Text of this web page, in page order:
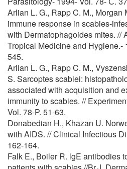
Arlian L. G., Rapp C. М., Morgan
immune response in scabies-
with Dermatophagoides mites. //
Tropical Medicine and Hygiene.-
545.
Arlian L. G., Rapp C. M.,
S. Sarcoptes scabiei:
associated with acquisition and
immunity to scabies. //
Vol. 78-P. 51-63.
Donabedian H., Khazan U.
with AIDS. // Clinical Infectious
162-164.
Falk E., Boiler R. lgE antibodies